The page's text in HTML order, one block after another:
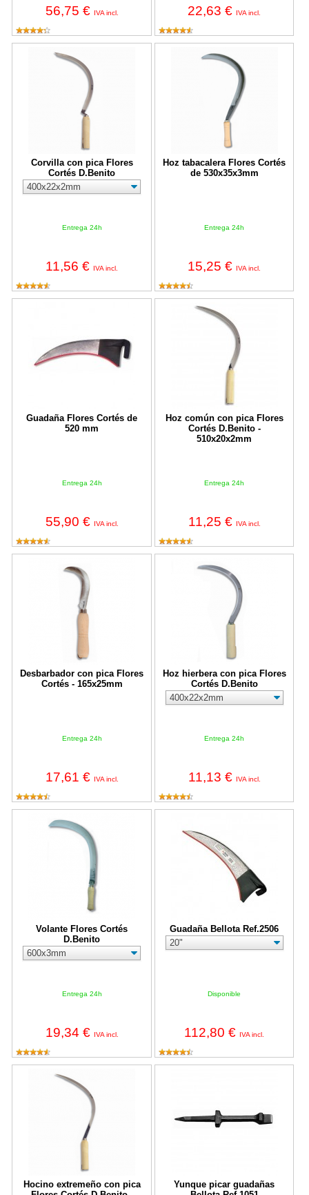
56,75 € IVA incl. 22,63 € IVA incl.
Corvilla con pica Flores
Cortés D.Benito
Entrega 24h
11,56 € IVA incl.
Corvilla con pica Flores Cortés D.Benito
Hoz tabacalera Flores Cortés
de 530x35x3mm
Entrega 24h
15,25 € IVA incl.
Hoz tabacalera Flores Cortés de
Guadaña Flores Cortés de
520 mm
Entrega 24h
55,90 € IVA incl.
Hoz común con pica Flores
Cortés D.Benito -
510x20x2mm
Entrega 24h
11,25 € IVA incl.
Hoz común con pica Flores
Desbarbador con pica Flores
Cortés - 165x25mm
Entrega 24h
17,61 € IVA incl.
Hoz hierbera con pica Flores
Cortés D.Benito
Entrega 24h
11,13 € IVA incl.
Volante Flores Cortés
D.Benito
Entrega 24h
19,34 € IVA incl.
Volante Flores Cortés D.Benito
Guadaña Bellota Ref.2506
Disponible
112,80 € IVA incl.
Hocino extremeño con pica
Hocino extremeño con pica Flores Cortés D.Benito -
Yunque picar guadañas